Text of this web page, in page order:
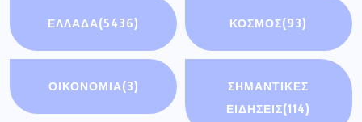
ΕΛΛΑΔΑ(5436) ΚΟΣΜΟΣ(93)
ΟΙΚΟΝΟΜΊΑ(3)
ΣΗΜΑΝΤΙΚΈΣ
ΕΙΔΉΣΕΙΣ(114)